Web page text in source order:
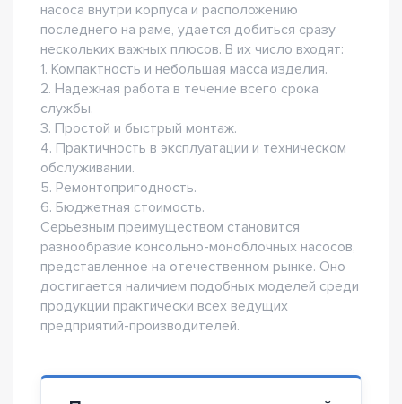
насоса внутри корпуса и расположению
последнего на раме, удается добиться сразу
нескольких важных плюсов. В их число входят:
1. Компактность и небольшая масса изделия.
2. Надежная работа в течение всего срока
службы.
3. Простой и быстрый монтаж.
4. Практичность в эксплуатации и техническом
обслуживании.
5. Ремонтопригодность.
6. Бюджетная стоимость.
Серьезным преимуществом становится
разнообразие консольно-моноблочных насосов,
представленное на отечественном рынке. Оно
достигается наличием подобных моделей среди
продукции практически всех ведущих
предприятий-производителей.